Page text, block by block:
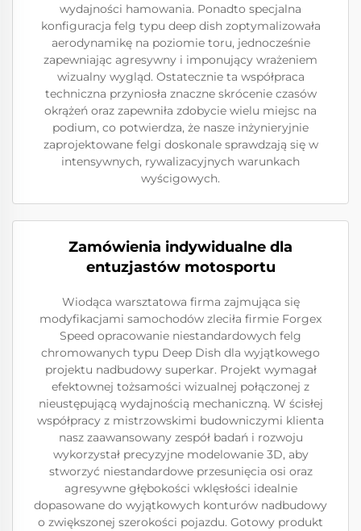
wydajności hamowania. Ponadto specjalna
konfiguracja felg typu deep dish zoptymalizowała
aerodynamikę na poziomie toru, jednocześnie
zapewniając agresywny i imponujący wrażeniem
wizualny wygląd. Ostatecznie ta współpraca
techniczna przyniosła znaczne skrócenie czasów
okrążeń oraz zapewniła zdobycie wielu miejsc na
podium, co potwierdza, że nasze inżynieryjnie
zaprojektowane felgi doskonale sprawdzają się w
intensywnych, rywalizacyjnych warunkach
wyścigowych.
Zamówienia indywidualne dla
entuzjastów motosportu
Wiodąca warsztatowa firma zajmująca się
modyfikacjami samochodów zleciła firmie Forgex
Speed opracowanie niestandardowych felg
chromowanych typu Deep Dish dla wyjątkowego
projektu nadbudowy superkar. Projekt wymagał
efektownej tożsamości wizualnej połączonej z
nieustępującą wydajnością mechaniczną. W ścisłej
współpracy z mistrzowskimi budowniczymi klienta
nasz zaawansowany zespół badań i rozwoju
wykorzystał precyzyjne modelowanie 3D, aby
stworzyć niestandardowe przesunięcia osi oraz
agresywne głębokości wklęsłości idealnie
dopasowane do wyjątkowych konturów nadbudowy
o zwiększonej szerokości pojazdu. Gotowy produkt